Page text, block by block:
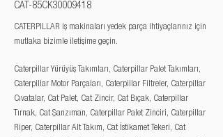
CAT-85CK30009418
CATERPILLAR iş makinaları yedek parça ihtiyaçlarınız için
mutlaka bizimle iletişime geçin.
Caterpillar Yürüyüş Takımları, Caterpillar Palet Takımları,
Caterpillar Motor Parçaları, Caterpillar Filtreler, Caterpillar
Cıvatalar, Cat Palet, Cat Zincir, Cat Bıçak, Caterpillar
Tırnak, Cat Şanzıman, Caterpillar Palet Zinciri, Caterpillar
Riper, Caterpillar Alt Takım, Cat İstikamet Tekeri, Cat